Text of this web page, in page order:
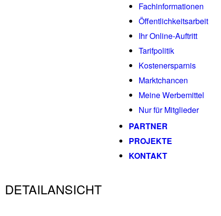
Fachinformationen
Öffentlichkeitsarbeit
Ihr Online-Auftritt
Tarifpolitik
Kostenersparnis
Marktchancen
Meine Werbemittel
Nur für Mitglieder
PARTNER
PROJEKTE
KONTAKT
DETAILANSICHT